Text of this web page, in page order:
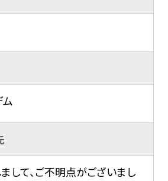
して、ご不明点がございまし